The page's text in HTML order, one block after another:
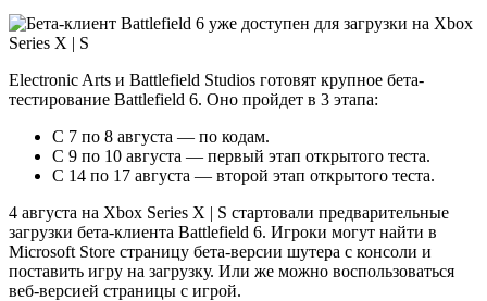
Electronic Arts и Battlefield Studios готовят крупное бета-
тестирование Battlefield 6. Оно пройдет в 3 этапа:
С 7 по 8 августа — по кодам.
С 9 по 10 августа — первый этап открытого теста.
С 14 по 17 августа — второй этап открытого теста.
4 августа на Xbox Series X | S стартовали предварительные
загрузки бета-клиента Battlefield 6. Игроки могут найти в
Microsoft Store страницу бета-версии шутера с консоли и
поставить игру на загрузку. Или же можно воспользоваться
веб-версией страницы с игрой.